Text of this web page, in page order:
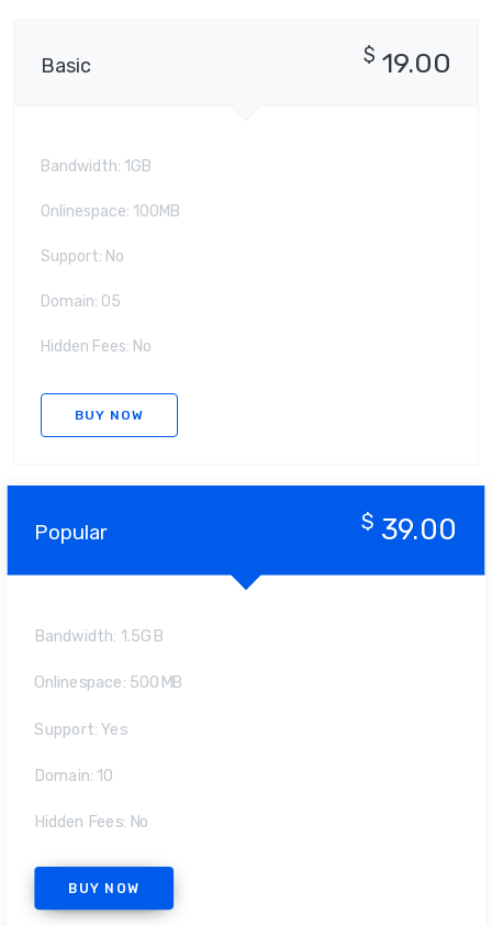
Basic $ 19.00
Bandwidth: 1GB
Onlinespace: 100MB
Support: No
Domain: 05
Hidden Fees: No
BUY NOW
Popular $ 39.00
Bandwidth: 1.5GB
Onlinespace: 500MB
Support: Yes
Domain: 10
Hidden Fees: No
BUY NOW